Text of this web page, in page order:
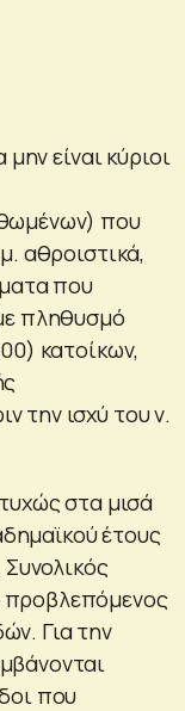
είναι κύριοι
που
αθροιστικά,
που
πληθυσμό
κατοίκων,
την ισχύ του ν.
στα μισά
έτους
Για την
που